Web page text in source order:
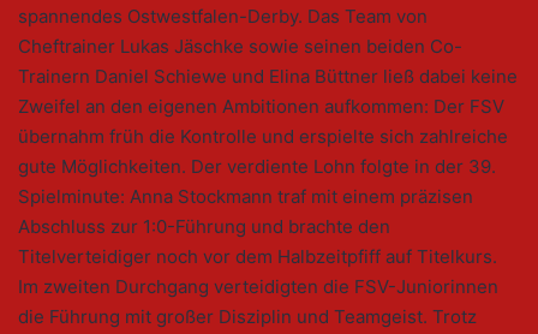
spannendes Ostwestfalen-Derby. Das Team von
Cheftrainer Lukas Jäschke sowie seinen beiden Co-
Trainern Daniel Schiewe und Elina Büttner ließ dabei keine
Zweifel an den eigenen Ambitionen aufkommen: Der FSV
übernahm früh die Kontrolle und erspielte sich zahlreiche
gute Möglichkeiten. Der verdiente Lohn folgte in der 39.
Spielminute: Anna Stockmann traf mit einem präzisen
Abschluss zur 1:0-Führung und brachte den
Titelverteidiger noch vor dem Halbzeitpfiff auf Titelkurs.
Im zweiten Durchgang verteidigten die FSV-Juniorinnen
die Führung mit großer Disziplin und Teamgeist. Trotz